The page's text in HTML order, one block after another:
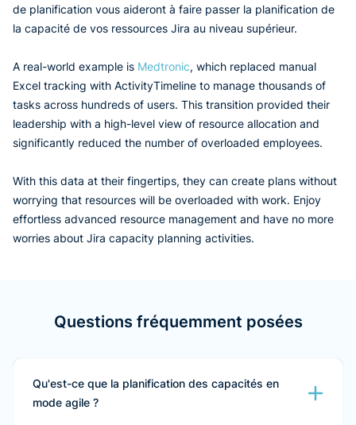
de planification vous aideront à faire passer la planification de
la capacité de vos ressources Jira au niveau supérieur.
A real-world example is Medtronic, which replaced manual
Excel tracking with ActivityTimeline to manage thousands of
tasks across hundreds of users. This transition provided their
leadership with a high-level view of resource allocation and
significantly reduced the number of overloaded employees.
With this data at their fingertips, they can create plans without
worrying that resources will be overloaded with work. Enjoy
effortless advanced resource management and have no more
worries about Jira capacity planning activities.
Questions fréquemment posées
Qu'est-ce que la planification des capacités en
mode agile ?